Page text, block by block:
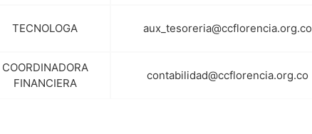
TECNOLOGA aux_tesoreria@ccflorencia.org.co
COORDINADORA
FINANCIERA
contabilidad@ccflorencia.org.co